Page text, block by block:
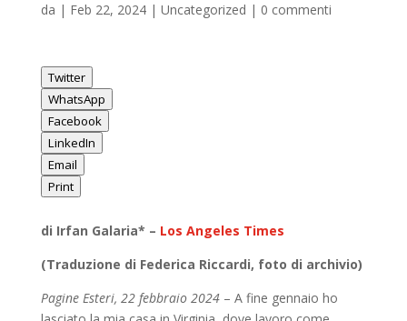
da | Feb 22, 2024| Uncategorized | 0 commenti
Twitter
WhatsApp
Facebook
LinkedIn
Email
Print
di Irfan Galaria* – Los Angeles Times
(Traduzione di Federica Riccardi, foto di archivio)
Pagine Esteri, 22 febbraio 2024– A fine gennaio ho